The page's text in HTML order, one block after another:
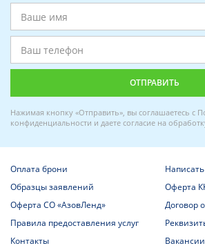
Нажимая кнопку «Отправить», вы соглашаетесь с
конфиденциальности и даете согласие на
Оплата брони
Образцы заявлений
Оферта
Оферта СО «АзовЛенд»
Договор
Правила предоставления услуг
Контакты
Вакансии